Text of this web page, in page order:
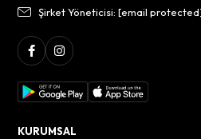
Şirket Yöneticisi:[email
KURUMSAL